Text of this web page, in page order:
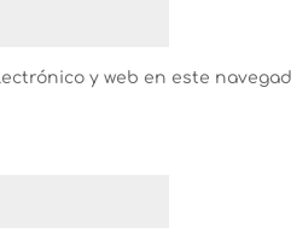
y web en este